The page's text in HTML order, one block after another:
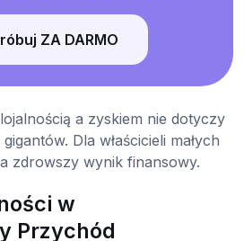
ZA DARMO
a zyskiem nie dotyczy
Dla właścicieli małych
zdrowszy wynik finansowy.
w
Przychód